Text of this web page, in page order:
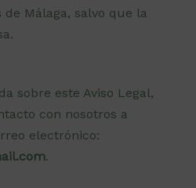
Málaga, salvo que la
sobre este Aviso Legal,
con nosotros a
electrónico:
.